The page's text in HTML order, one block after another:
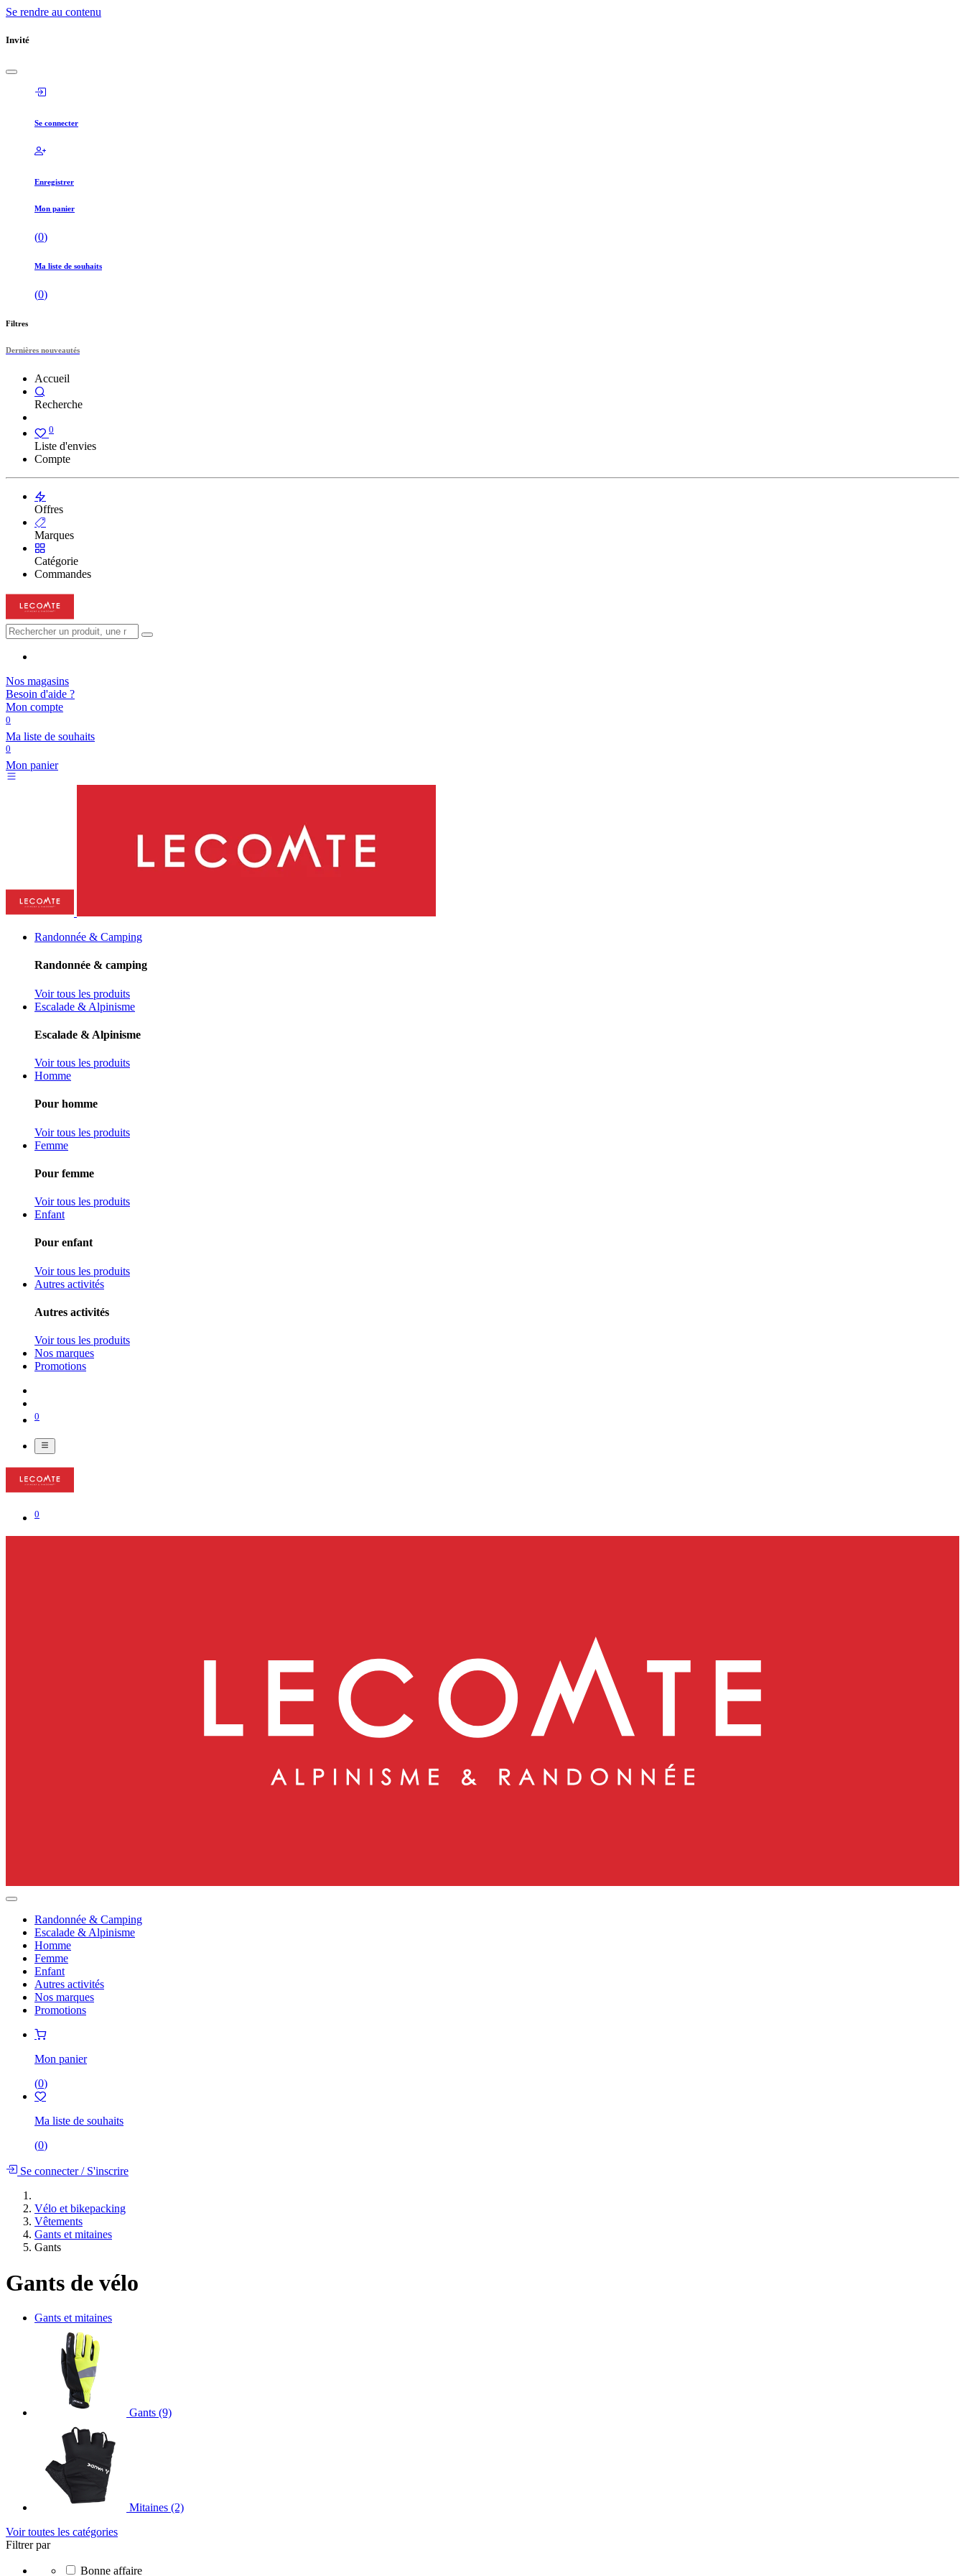
Se rendre au contenu
Invité
Se connecter
Enregistrer
Mon panier
(0)
Ma liste de souhaits
(0)
Filtres
Dernières nouveautés
Accueil
Recherche
0
Liste d'envies
Compte
Offres
Marques
Catégorie
Commandes
Nos magasins
Besoin d'aide ?
Mon compte
0
Ma liste de souhaits
0
Mon panier
Randonnée & Camping
Randonnée & camping
Voir tous les produits
Escalade & Alpinisme
Escalade & Alpinisme
Voir tous les produits
Homme
Pour homme
Voir tous les produits
Femme
Pour femme
Voir tous les produits
Enfant
Pour enfant
Voir tous les produits
Autres activités
Autres activités
Voir tous les produits
Nos marques
Promotions
0
0
Randonnée & Camping
Escalade & Alpinisme
Homme
Femme
Enfant
Autres activités
Nos marques
Promotions
Mon panier
(0)
Ma liste de souhaits
(0)
Se connecter/S'inscrire
Vélo et bikepacking
Vêtements
Gants et mitaines
Gants
Gants de vélo
Gants et mitaines
Gants (9)
Mitaines (2)
Voir toutes les catégories
Filtrer par
Bonne affaire